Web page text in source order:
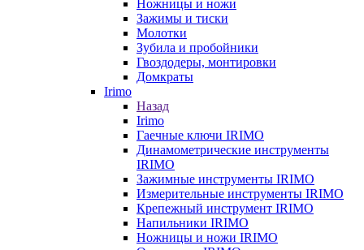
Ножницы и ножи
Зажимы и тиски
Молотки
Зубила и пробойники
Гвоздодеры, монтировки
Домкраты
Irimo
Назад
Irimo
Гаечные ключи IRIMO
Динамометрические инструменты
IRIMO
Зажимные инструменты IRIMO
Измерительные инструменты IRIMO
Крепежный инструмент IRIMO
Напильники IRIMO
Ножницы и ножи IRIMO